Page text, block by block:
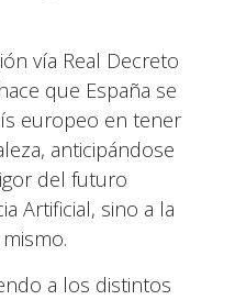
vía Real Decreto
que España se
europeo en tener
anticipándose
del futuro
Artificial, sino a la
a los distintos